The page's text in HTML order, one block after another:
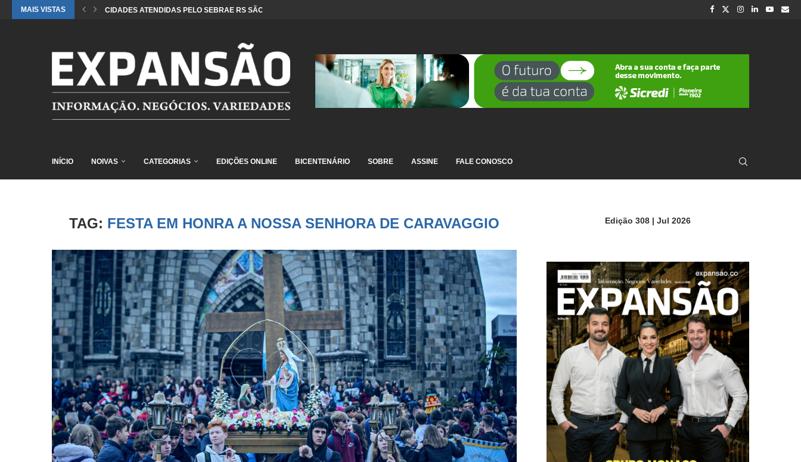
MAIS VISTAS CIDADES ATENDIDAS PELO SEBRAE RS SÃO DESTAQUE EM RANKING NACIONAL...
INÍCIO NOIVAS CATEGORIAS EDIÇÕES ONLINE BICENTENÁRIO SOBRE ASSINE FALE CONOSCO
TAG: FESTA EM HONRA A NOSSA SENHORA DE CARAVAGGIO Edição 308 | Jul 2026